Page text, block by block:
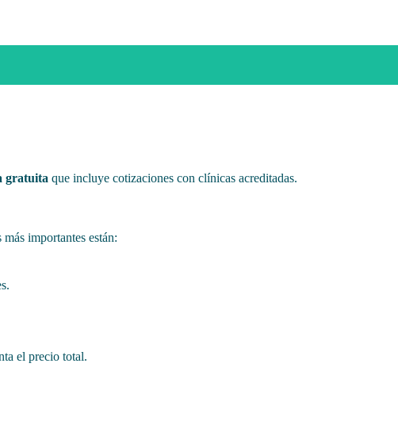
gratuita que incluye cotizaciones con clínicas acreditadas.
importantes están:
el precio total.